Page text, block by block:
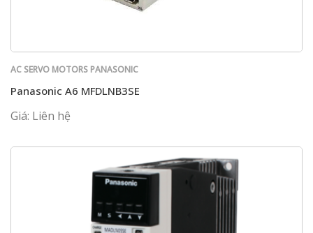
AC SERVO MOTORS PANASONIC
Panasonic A6 MFDLNB3SE
Giá: Liên hệ